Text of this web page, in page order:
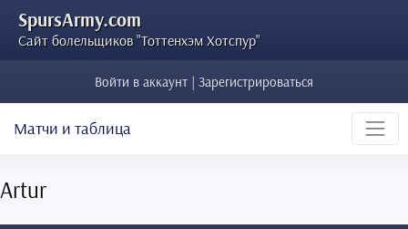
SpursArmy.com
Сайт болельщиков "Тоттенхэм Хотспур"
Войти в аккаунт | Зарегистрироваться
Матчи и таблица
Artur